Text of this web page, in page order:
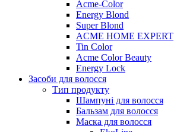
Acme-Color
Energy Blond
Super Blond
ACME HOME EXPERT
Tin Color
Acme Color Beauty
Energy Lock
Засоби для волосся
Тип продукту
Шампуні для волосся
Бальзам для волосся
Маска для волосся